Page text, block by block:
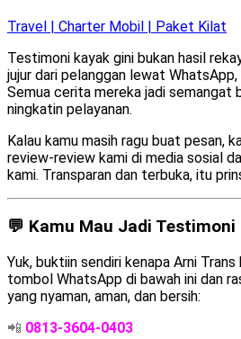
Travel | Charter Mobil | Paket Kilat
Testimoni kayak gini bukan hasil
jujur dari pelanggan lewat
Semua cerita mereka jadi semangat
ningkatin pelayanan.
Kalau kamu masih ragu buat pesan,
review-review kami di media sosial
kami. Transparan dan terbuka, itu
💬 Kamu Mau Jadi Testimoni
Yuk, buktiin sendiri kenapa Arni
tombol WhatsApp di bawah ini dan
yang nyaman, aman, dan bersih:
📲 0813-3604-0403